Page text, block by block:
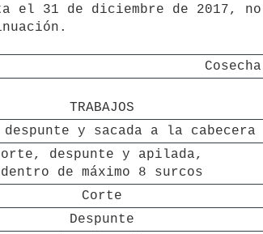
el 31 de diciembre de 2017,
TRABAJOS
y sacada a la cabecera
despunte y apilada,
dentro de máximo 8 surcos
Corte
Despunte